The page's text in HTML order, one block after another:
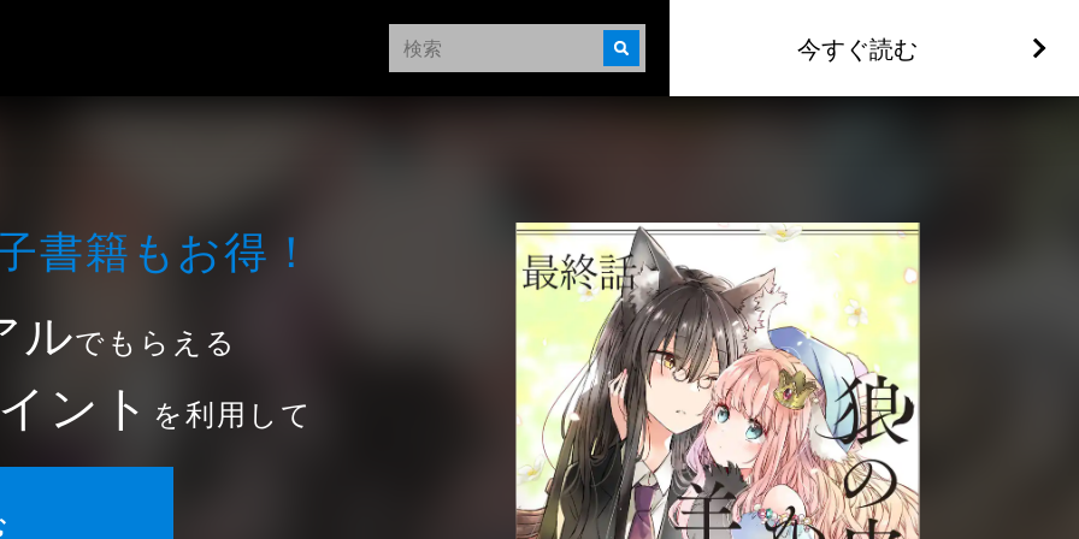
今すぐ読む
書籍もお得！
ルでもらえる
ント を利用して